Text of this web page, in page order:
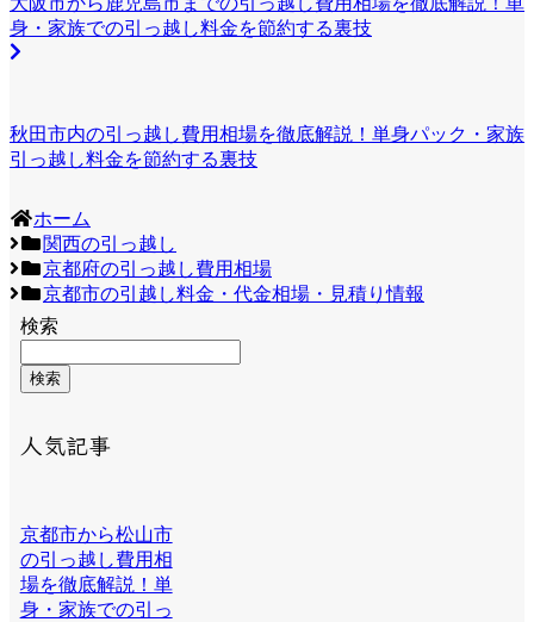
身・家族での引っ越し料金を節約する裏技
秋田市内の引っ越し費用相場を徹底解説！単身パック・家族
引っ越し料金を節約する裏技
ホーム
関西の引っ越し
京都府の引っ越し費用相場
京都市の引越し料金・代金相場・見積り情報
検索
検索
人気記事
京都市から松山市
の引っ越し費用相
場を徹底解説！単
身・家族での引っ